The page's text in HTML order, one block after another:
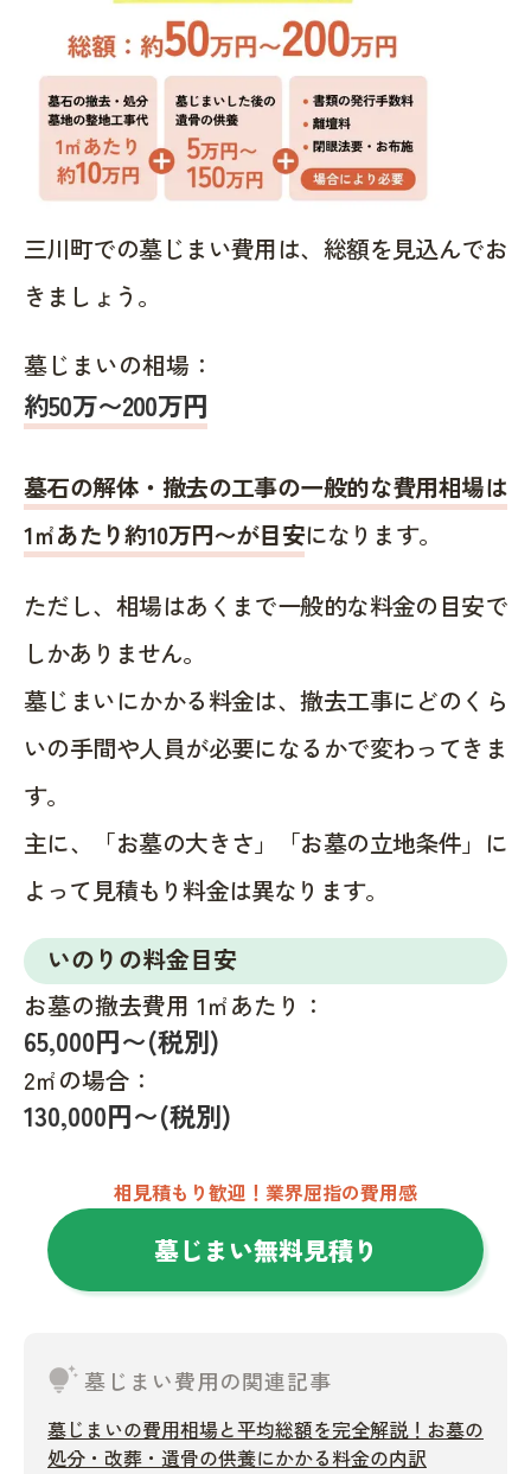
三川町での墓じまい費用は、総額を見込んでお
きましょう。
墓じまいの相場：
約50万〜200万円
墓石の解体・撤去の工事の一般的な費用相場は
1㎡あたり約10万円〜が目安になります。
ただし、相場はあくまで一般的な料金の目安で
しかありません。
墓じまいにかかる料金は、撤去工事にどのくら
いの手間や人員が必要になるかで変わってきま
す。
主に、「お墓の大きさ」「お墓の立地条件」に
よって見積もり料金は異なります。
いのりの料金目安
お墓の撤去費用 1㎡あたり：
65,000円〜(税別)
2㎡の場合：
130,000円〜(税別)
相見積もり歓迎！業界屈指の費用感
墓じまい無料見積り
tips_and_updates墓じまい費用の関連記事
墓じまいの費用相場と平均総額を完全解説！お墓の
処分・改葬・遺骨の供養にかかる料金の内訳